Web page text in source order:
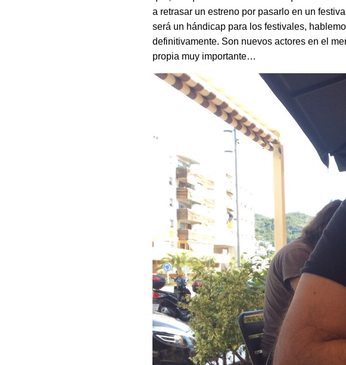
a retrasar un estreno por pasarlo en un
será un hándicap para los festivales,
definitivamente. Son nuevos actores en el
propia muy importante…